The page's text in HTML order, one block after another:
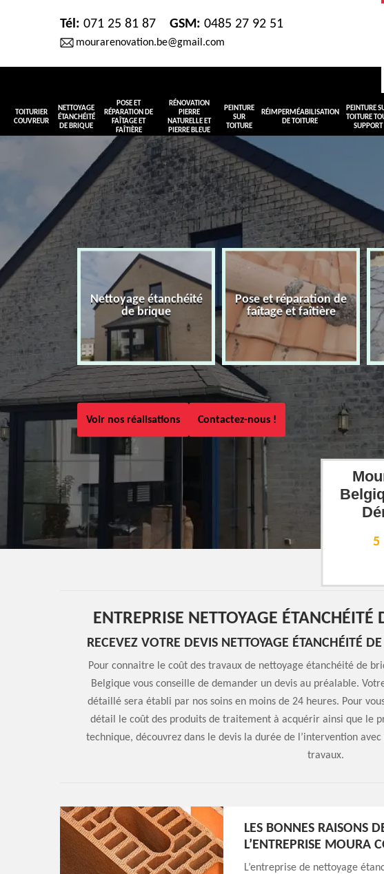
Tél: 071 25 81 87 GSM: 0485 27 92 51
mourarenovation.be@gmail.com
TOITURIER
COUVREUR
NETTOYAGE
ÉTANCHÉITÉ
DE BRIQUE
POSE ET
RÉPARATION DE
FAÎTAGE ET
FAÎTIÈRE
RÉNOVATION
PIERRE
NATURELLE ET
PIERRE BLEUE
PEINTURE
SUR
TOITURE
RÉIMPERMÉABILISATION
DE TOITURE
PEINTURE
TOITURE
SUPPORT
Nettoyage étanchéité
de brique
Pose et réparation de
faîtage et faîtière
Voir nos réalisations Contactez-nous !
5
ENTREPRISE NETTOYAGE
RECEVEZ VOTRE DEVIS NETTOYAGE ÉTANCHÉITÉ
Pour connaitre le coût des travaux de nettoyage étanchéité de
Belgique vous conseille de demander un devis au préalable.
détaillé sera établi par nos soins en moins de 24 heures. Pour
détail le coût des produits de traitement à acquérir ainsi que le
technique, découvrez dans le devis la durée de l’intervention
travaux.
LES BONNES RAISONS
L’ENTREPRISE MOURA
L’entreprise de nettoyage